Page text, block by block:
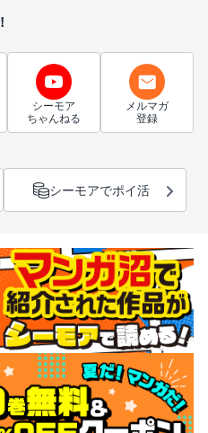
シーモア
ちゃんねる
メルマガ
登録
シーモアでポイ活